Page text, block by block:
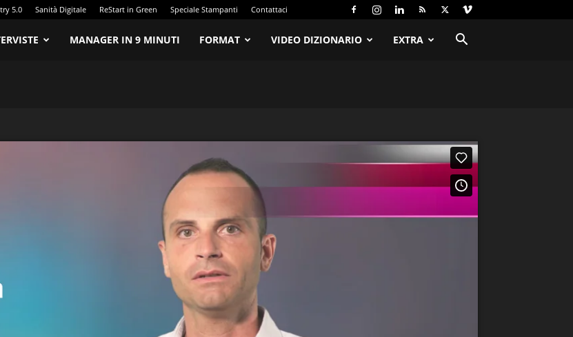
5.0 Sanità Digitale ReStart in Green Speciale Stampanti Contattaci
MANAGER IN 9 MINUTI FORMAT VIDEO DIZIONARIO EXTRA